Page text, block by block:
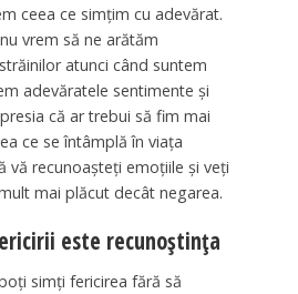
ceea ce simțim cu adevărat.
vrem să ne arătăm
atunci când suntem
adevăratele sentimente și
că ar trebui să fim mai
ce se întâmplă în viața
vă recunoașteți emoțiile și veți
mai plăcut decât negarea.
este recunoștința
simți fericirea fără să